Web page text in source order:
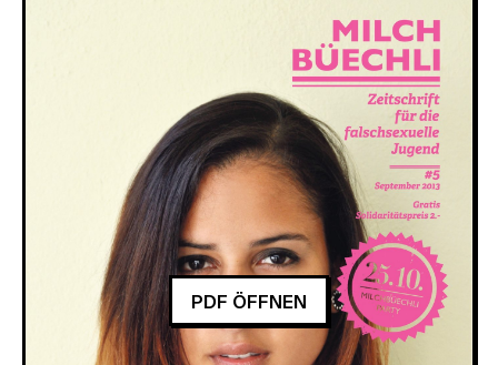
PDF ÖFFNEN